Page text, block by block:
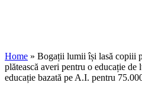
Home » Bogații lumii își lasă copiii
plătească averi pentru o educație
educație bazată pe A.I. pentru